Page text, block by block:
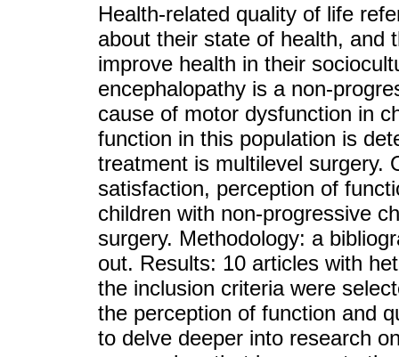
Health-related quality of life
about their state of health, and
improve health in their
encephalopathy is a non-
cause of motor dysfunction in
function in this population is
treatment is multilevel surgery.
satisfaction, perception of
children with non-progressive
surgery. Methodology: a
out. Results: 10 articles with
the inclusion criteria were
the perception of function and
to delve deeper into research